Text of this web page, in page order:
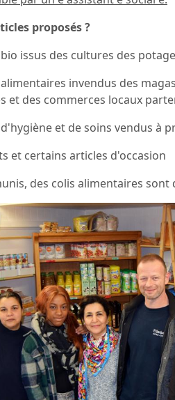
proposés ?
issus des cultures des
invendus des
et des commerces locaux
et de soins vendus à
et certains articles d'occasion
des colis alimentaires